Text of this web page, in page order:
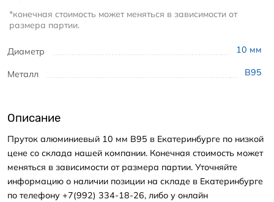
Диаметр 10 мм
Металл В95
*конечная стоимость может меняться в зависимости от
размера партии.
Описание
Пруток алюминиевый 10 мм В95 в Екатеринбурге по низкой
цене со склада нашей компании. Конечная стоимость может
меняться в зависимости от размера партии. Уточняйте
информацию о наличии позиции на складе в Екатеринбурге
по телефону +7(992) 334-18-26, либо у онлайн